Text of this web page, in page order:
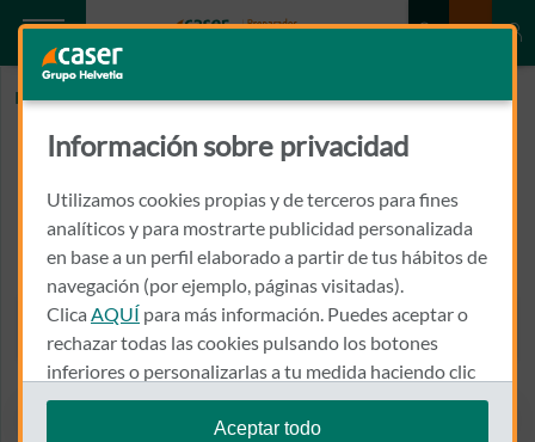
Inicio GRUPO DICTEA
GRUPO DICTEA
41013 - SEVILLA
954 416 512
Llamar a GRUPO DICTEA
Información sobre privacidad
Utilizamos cookies propias y de terceros para fines
analíticos y para mostrarte publicidad personalizada
en base a un perfil elaborado a partir de tus hábitos de
navegación (por ejemplo, páginas visitadas).
Clica AQUÍ para más información. Puedes aceptar o
rechazar todas las cookies pulsando los botones
inferiores o personalizarlas a tu medida haciendo clic
en"configurar cookies".
Aceptar todo